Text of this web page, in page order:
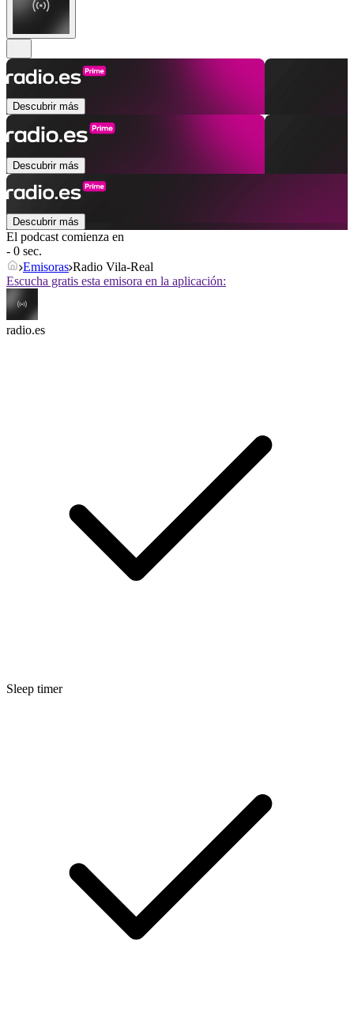
Descubrir más
Descubrir más
Descubrir más
El podcast comienza en
- 0 sec.
Emisoras Radio Vila-Real
Escucha gratis esta emisora en la aplicación:
radio.es
Sleep timer